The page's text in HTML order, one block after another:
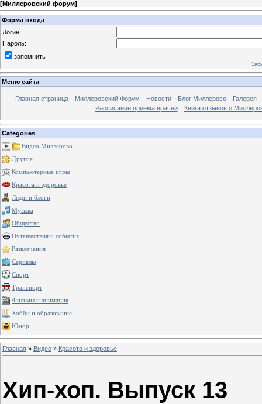
[Миллеровский форум]
Форма входа
Логин:
Пароль:
запомнить
Меню сайта
Главная страница Миллеровский Форум Новости Блог Миллерово
Галерея
Расписание приема врачей
Книга отзывов о
Categories
Видео Миллерово
Другое
Компьютерные игры
Красота и здоровье
Люди и блоги
Музыка
Общество
Путешествия и события
Развлечения
Сериалы
Спорт
Транспорт
Фильмы и анимация
Хобби и образование
Юмор
Главная » Видео » Красота и здоровье
Хип-хоп. Выпуск 13